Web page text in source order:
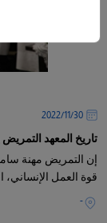
30‏/11‏/2022
تاريخ المعهد
إن التمريض مهنة
قوة العمل
-